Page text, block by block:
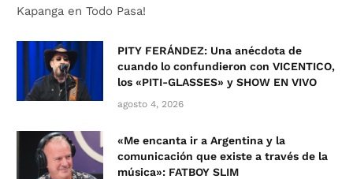
Kapanga en Todo Pasa!
PITY FERÁNDEZ: Una anécdota de
cuando lo confundieron con VICENTICO,
los «PITI-GLASSES» y SHOW EN VIVO
agosto 4, 2026
«Me encanta ir a Argentina y la
comunicación que existe a través de la
música»: FATBOY SLIM